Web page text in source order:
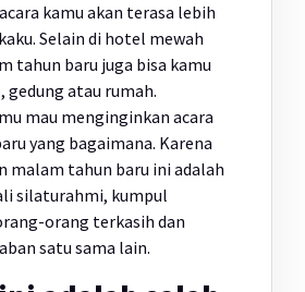
kamu akan terasa lebih
Selain di hotel mewah
tahun baru juga bisa kamu
gedung atau rumah.
mau menginginkan acara
yang bagaimana. Karena
malam tahun baru ini adalah
silaturahmi, kumpul
orang terkasih dan
satu sama lain.